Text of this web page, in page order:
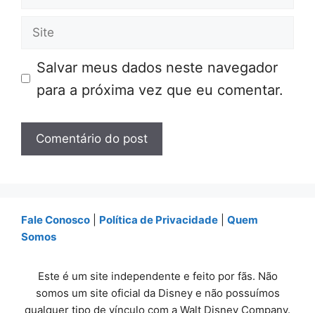
Site
Salvar meus dados neste navegador
para a próxima vez que eu comentar.
Fale Conosco Política de Privacidade
Quem
Somos
Este é um site independente e feito por fãs. Não
somos um site oficial da Disney e não possuímos
qualquer tipo de vínculo com a Walt Disney Company.